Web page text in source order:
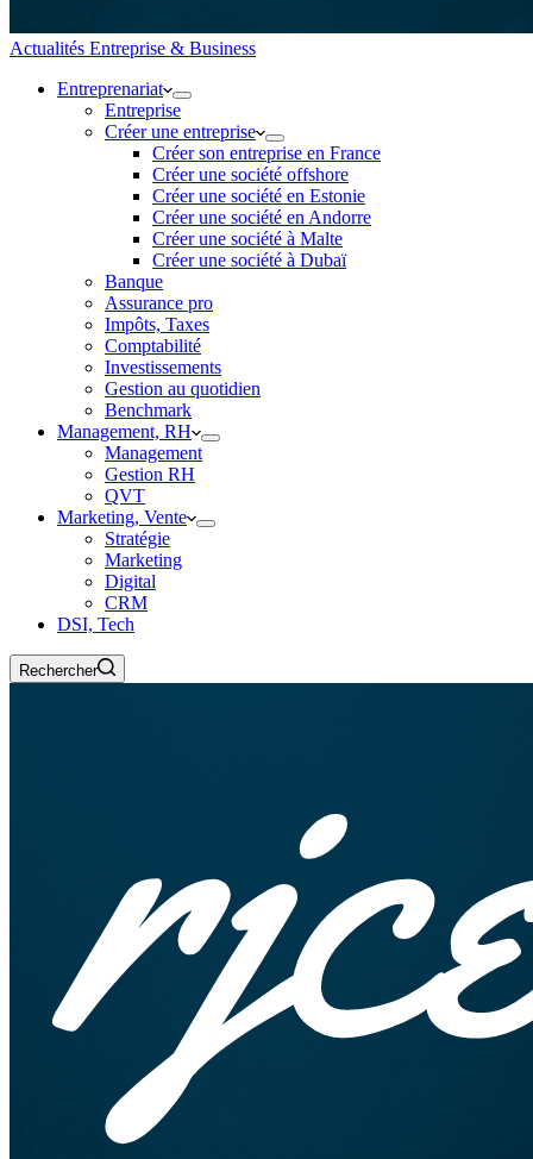
Actualités Entreprise & Business
Entreprenariat
Entreprise
Créer une entreprise
Créer son entreprise en France
Créer une société offshore
Créer une société en Estonie
Créer une société en Andorre
Créer une société à Malte
Créer une société à Dubaï
Banque
Assurance pro
Impôts, Taxes
Comptabilité
Investissements
Gestion au quotidien
Benchmark
Management, RH
Management
Gestion RH
QVT
Marketing, Vente
Stratégie
Marketing
Digital
CRM
DSI, Tech
Rechercher